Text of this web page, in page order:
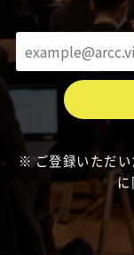
ご登録いただ